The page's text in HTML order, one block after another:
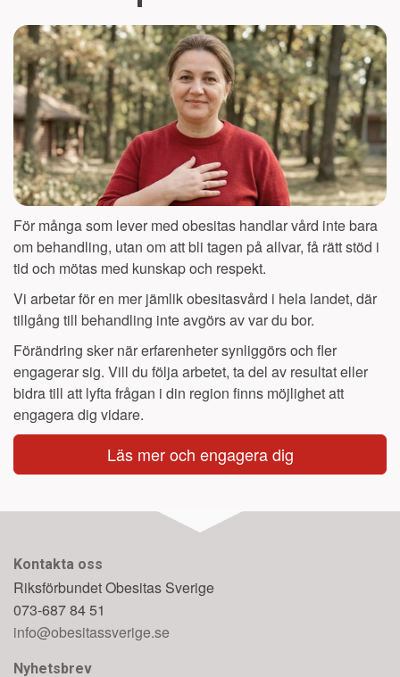
För många som lever med obesitas handlar vård inte bara
om behandling, utan om att bli tagen på allvar, få rätt stöd i
tid och mötas med kunskap och respekt.
Vi arbetar för en mer jämlik obesitasvård i hela landet, där
tillgång till behandling inte avgörs av var du bor.
Förändring sker när erfarenheter synliggörs och fler
engagerar sig. Vill du följa arbetet, ta del av resultat eller
bidra till att lyfta frågan i din region finns möjlighet att
engagera dig vidare.
Läs mer och engagera dig
Kontakta oss
Riksförbundet Obesitas Sverige
073-687 84 51
info@obesitassverige.se
Nyhetsbrev